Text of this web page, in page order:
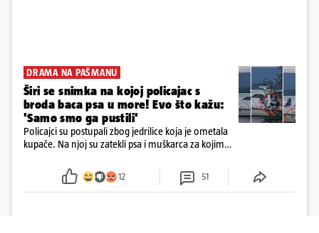
DRAMA NA PAŠMANU
Širi se snimka na kojoj policajac s
broda baca psa u more! Evo što kažu:
'Samo smo ga pustili'
Policajci su postupali zbog jedrilice koja je ometala
kupače. Na njoj su zatekli psa i muškarca za kojim
ga uhitili, a psa je preuzeo komunalni redar
12 51